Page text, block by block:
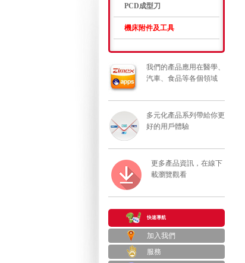
PCD成型刀
機床附件及工具
我們的產品應用在醫學、
汽車、食品等各個領域
多元化產品系列帶給你更
好的用戶體驗
更多產品資訊，在線下
載瀏覽觀看
快速導航
加入我們
服務